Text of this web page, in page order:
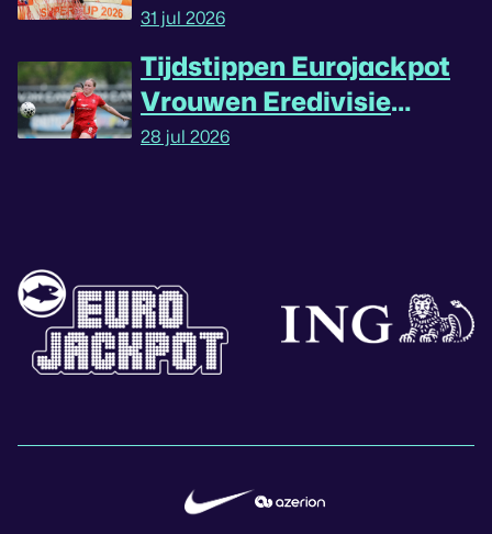
31 jul 2026
Tijdstippen Eurojackpot
Vrouwen Eredivisie
omgedraaid
28 jul 2026